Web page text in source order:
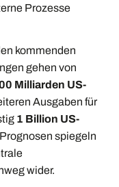
Prozesse
kommenden
gehen von
Milliarden US-
Ausgaben für
1 Billion US-
spiegeln
wider.